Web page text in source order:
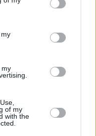
my
of my
with the
que la
“únicamente “a
253 millones de
engañados el PSOE e
y austeridad, y a las
por el Ministerio de
adherirse”,